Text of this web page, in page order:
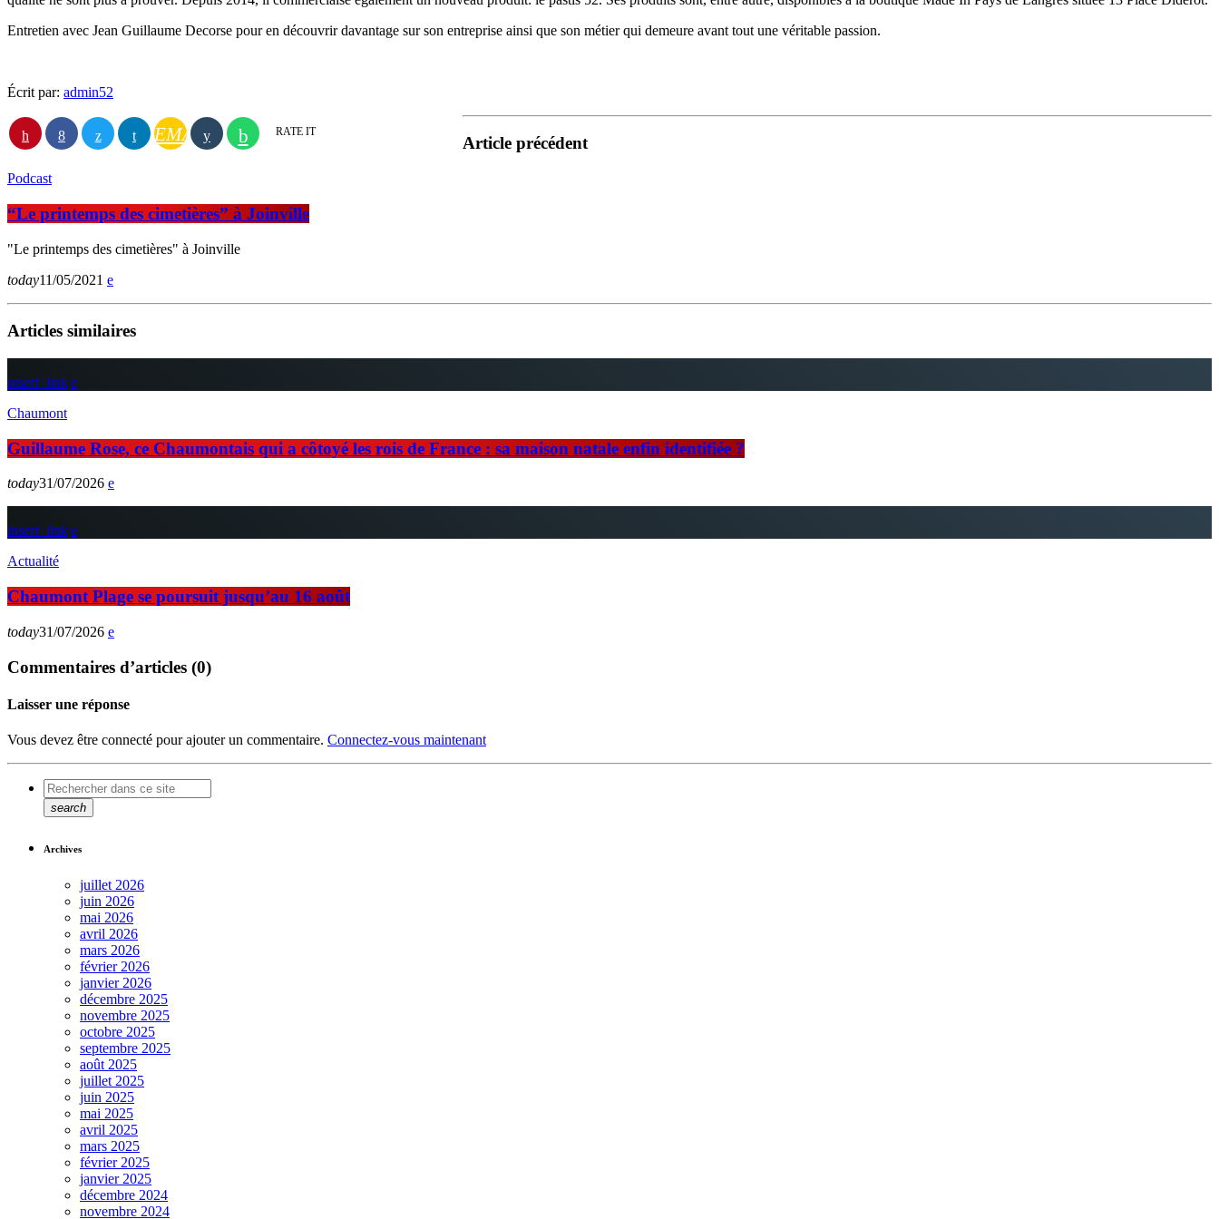
Entretien avec Jean Guillaume Decorse pour en découvrir davantage sur son entreprise ainsi que son métier qui demeure avant tout une véritable passion.
Écrit par: admin52
EMAIL RATE IT
Article précédent
Podcast
“Le printemps des cimetières” à Joinville
"Le printemps des cimetières" à Joinville
today11/05/2021
Articles similaires
insert_link
Chaumont
Guillaume Rose, ce Chaumontais qui a côtoyé les rois de France : sa maison natale enfin identifiée ?
today31/07/2026
insert_link
Actualité
Chaumont Plage se poursuit jusqu’au 16 août
today31/07/2026
Commentaires d’articles (0)
Laisser une réponse
Vous devez être connecté pour ajouter un commentaire. Connectez-vous maintenant
search
Archives
juillet 2026
juin 2026
mai 2026
avril 2026
mars 2026
février 2026
janvier 2026
décembre 2025
novembre 2025
octobre 2025
septembre 2025
août 2025
juillet 2025
juin 2025
mai 2025
avril 2025
mars 2025
février 2025
janvier 2025
décembre 2024
novembre 2024